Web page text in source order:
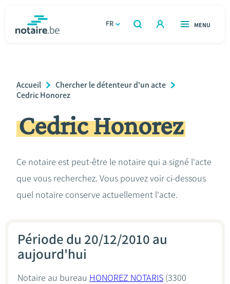
FR
OUVERT
RECHERCHER
OUVERT
MENU
Relations et vivre ensemble
Héritage et donations
Le notaire
Breadcrumb
Accueil
Chercher le détenteur d'un acte
Cedric Honorez
Cedric Honorez
Ce notaire est peut-être le notaire qui a signé l'acte
que vous recherchez. Vous pouvez voir ci-dessous
quel notaire conserve actuellement l'acte.
Période du 20/12/2010 au
aujourd'hui
Notaire au bureau HONOREZ NOTARIS (3300